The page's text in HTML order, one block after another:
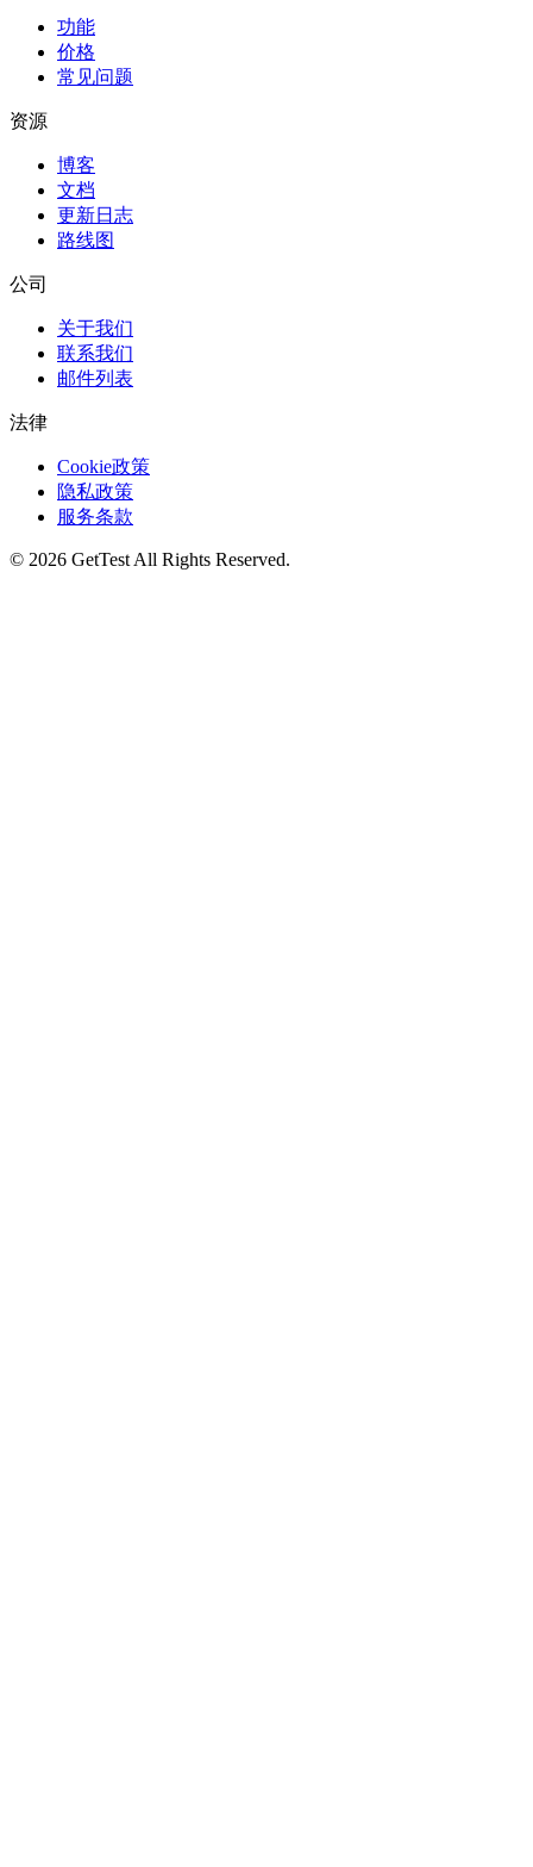
功能
价格
常见问题
资源
博客
文档
更新日志
路线图
公司
关于我们
联系我们
邮件列表
法律
Cookie政策
隐私政策
服务条款
© 2026 GetTest All Rights Reserved.